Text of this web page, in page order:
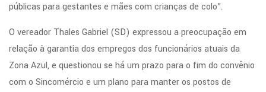
públicas para gestantes e mães com crianças de colo”.
O vereador Thales Gabriel (SD) expressou a preocupação em
relação à garantia dos empregos dos funcionários atuais da
Zona Azul, e questionou se há um prazo para o fim do convênio
com o Sincomércio e um plano para manter os postos de